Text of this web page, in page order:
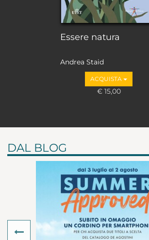
Essere natura
Andrea Staid
ACQUISTA
€ 15,00
DAL BLOG
Previous